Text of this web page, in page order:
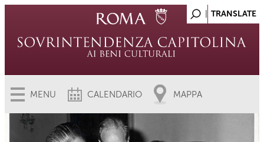
MENU CALENDARIO MAPPA